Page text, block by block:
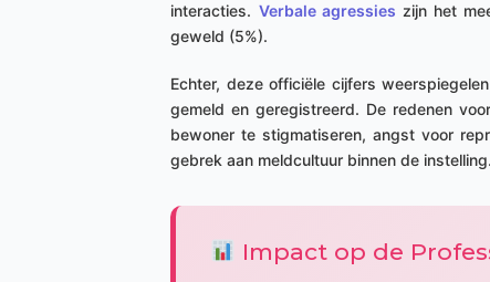
interacties. Verbale agressies zijn het
geweld (5%).
Echter, deze officiële cijfers
gemeld en geregistreerd. De redenen
bewoner te stigmatiseren, angst voor
gebrek aan meldcultuur binnen de instelling.
Impact op de